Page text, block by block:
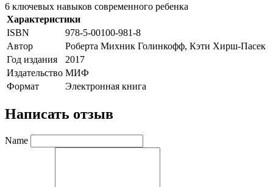
6 ключевых навыков современного ребенка
Характеристики
ISBN
978-5-00100-981-8
Автор
Роберта Михник Голинкофф, Кэти Хирш-Пасек
Год издания
2017
Издательство МИФ
Формат
Электронная книга
Написать отзыв
Name